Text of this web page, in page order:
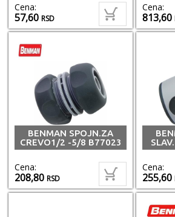
Cena:
57,60RSD
Cena:
813,60
BENMAN SPOJN.ZA
CREVO1/2 -5/8 B77023
Cena:
208,80RSD
Cena:
255,60